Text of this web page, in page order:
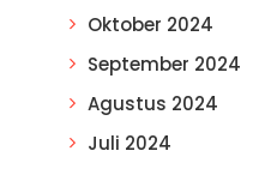
Oktober 2024
September 2024
Agustus 2024
Juli 2024